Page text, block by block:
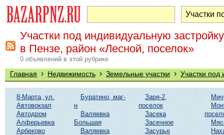
Участки под индивидуальную застройку
в Пензе, район «Лесной, поселок»
0 объявлений в этой рубрике
Главная › Недвижимость › Земельные участки › Участки под
8-Марта, ул.
Автовокзал
Автодром
Алферьевка
Арбеково
Буратино, маг-
н
Валяевка
Большая
Валяевка
Заря-2,
поселок
Засека
Засечное
Засурье